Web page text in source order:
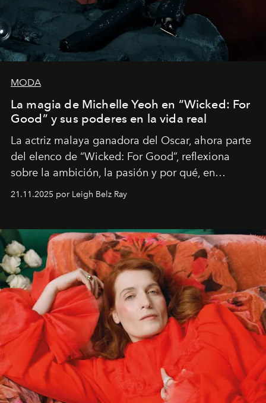
MODA
La magia de Michelle Yeoh en “Wicked: For
Good” y sus poderes en la vida real
La actriz malaya ganadora del Oscar, ahora parte
del elenco de “Wicked: For Good”, reflexiona
sobre la ambición, la pasión y por qué, en
ocasiones, la introspección puede esperar. “Es
importa si no lo entienden’”, confiesa.
21.11.2025 por Leigh Belz Ray